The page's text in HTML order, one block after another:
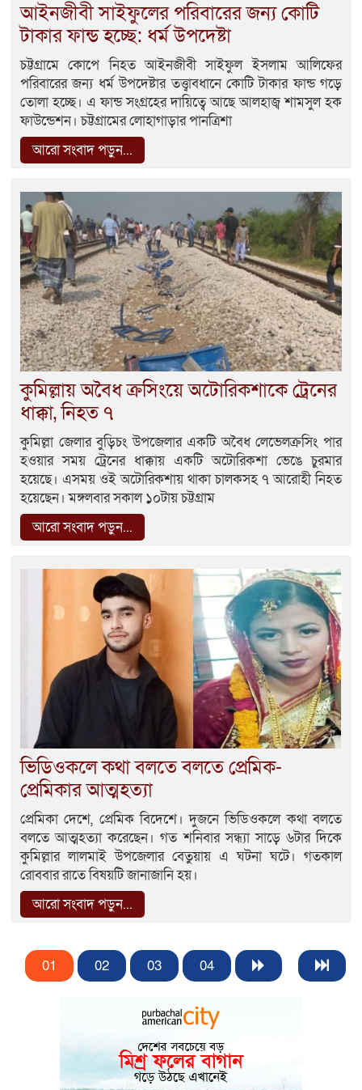
আইনজীবী সাইফুলের পরিবারের জন্য কোটি
টাকার ফান্ড হচ্ছে: ধর্ম উপদেষ্টা
চট্টগ্রামে কোপে নিহত আইনজীবী সাইফুল ইসলাম আলিফের
পরিবারের জন্য ধর্ম উপদেষ্টার তত্ত্বাবধানে কোটি টাকার ফান্ড গড়ে
তোলা হচ্ছে। এ ফান্ড সংগ্রহের দায়িত্বে আছে আলহাজ্ব শামসুল হক
ফাউন্ডেশন। চট্টগ্রামের লোহাগাড়ার পানত্রিশা
আরো সংবাদ পড়ুন...
কুমিল্লায় অবৈধ ক্রসিংয়ে অটোরিকশাকে ট্রেনের
ধাক্কা, নিহত ৭
কুমিল্লা জেলার বুড়িচং উপজেলার একটি অবৈধ লেভেলক্রসিং পার
হওয়ার সময় ট্রেনের ধাক্কায় একটি অটোরিকশা ভেঙে চুরমার
হয়েছে। এসময় ওই অটোরিকশায় থাকা চালকসহ ৭ আরোহী নিহত
হয়েছেন। মঙ্গলবার সকাল ১০টায় চট্টগ্রাম
আরো সংবাদ পড়ুন...
ভিডিওকলে কথা বলতে বলতে প্রেমিক-
প্রেমিকার আত্মহত্যা
প্রেমিকা দেশে, প্রেমিক বিদেশে। দুজনে ভিডিওকলে কথা বলতে
বলতে আত্মহত্যা করেছেন। গত শনিবার সন্ধ্যা সাড়ে ৬টার দিকে
কুমিল্লার লালমাই উপজেলার বেতুয়ায় এ ঘটনা ঘটে। গতকাল
রোববার রাতে বিষয়টি জানাজানি হয়।
আরো সংবাদ পড়ুন...
01 02 03 04